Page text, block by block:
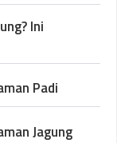
Ini
Padi
Jagung